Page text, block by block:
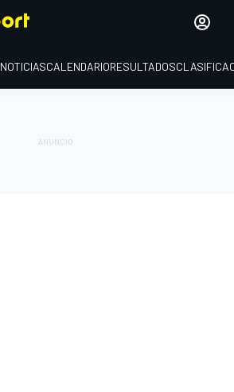
NOTICIASCALENDARIORESULTADOS